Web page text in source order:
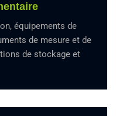
équipements de
de mesure et de
de stockage et